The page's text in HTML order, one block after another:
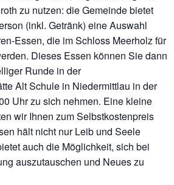
zu nutzen: die Gemeinde bietet
(inkl. Getränk) eine Auswahl
Essen, die im Schloss Meerholz für
Dieses Essen können Sie dann
Runde in der
Alt Schule in Niedermittlau in der
Uhr zu sich nehmen. Eine kleine
wir Ihnen zum Selbstkostenpreis
hält nicht nur Leib und Seele
auch die Möglichkeit, sich bei
auszutauschen und Neues zu